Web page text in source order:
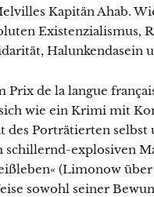
Kapitän Ahab.
Existenzialismus,
Halunkendasein
de la langue
wie ein Krimi mit
Porträtierten selbst
explosiven
(Limonow
sowohl seiner